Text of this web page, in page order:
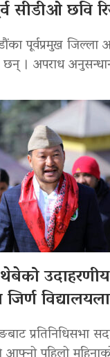
सीडीओ छवि
पूर्वप्रमुख जिल्ला
छन् । अपराध
प्रतिनिधिसभा